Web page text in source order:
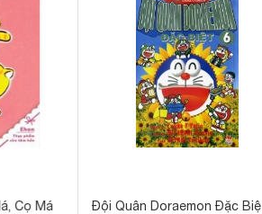
Cọ Má
Đội Quân Doraemon Đặc